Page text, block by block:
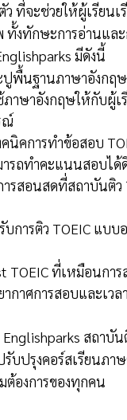
ที่จะช่วยให้ผู้เรียนเ
ทั้งทักษะการอ่านและ
มีดังนี้
พื้นฐานภาษาอังกฤษ
ภาษาอังกฤษให้กับผู้
ณ์
คการทำข้อสอบ
รถทำคะแนนสอบได้
รสอนสดที่สถาบันติว
การติว TOEIC แบ
TOEIC ที่เหมือนกา
กาศการสอบและเวล
สถาบัน
บปรุงคอร์สเรียนภา
องการของทุกคน